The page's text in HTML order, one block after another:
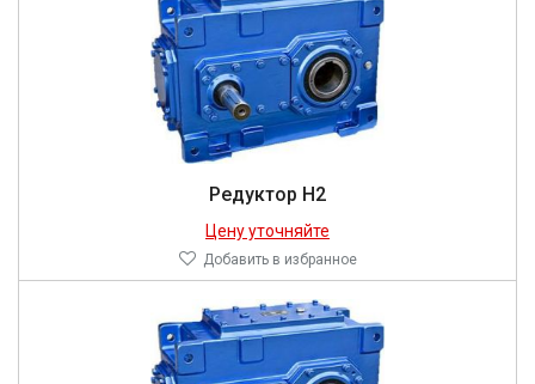
Редуктор Н2
Цену уточняйте
Добавить в избранное